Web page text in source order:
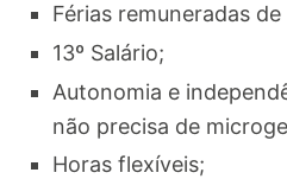
Férias remuneradas
13º Salário;
Autonomia e
não precisa de
Horas flexíveis;